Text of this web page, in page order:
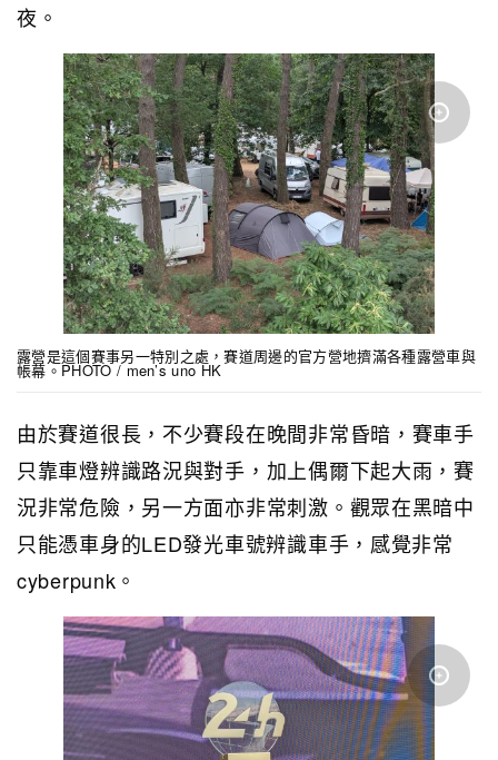
夜。
露營是這個賽事另一特別之處，賽道周邊的官方營地擠滿各種露營車與
帳幕。PHOTO / men’s uno HK
由於賽道很長，不少賽段在晚間非常昏暗，賽車手
只靠車燈辨識路況與對手，加上偶爾下起大雨，賽
況非常危險，另一方面亦非常刺激。觀眾在黑暗中
只能憑車身的LED發光車號辨識車手，感覺非常
cyberpunk。